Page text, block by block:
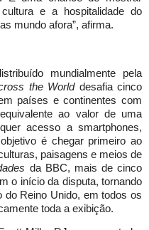
e a hospitalidade do
mundo afora”, afirma.
mundialmente pela
the Worlddesafia cinco
países e continentes com
ao valor de uma
acesso a smartphones,
é chegar primeiro ao
paisagens e meios de
da BBC, mais de cinco
o início da disputa, tornando
Reino Unido, em todos os
toda a exibição.